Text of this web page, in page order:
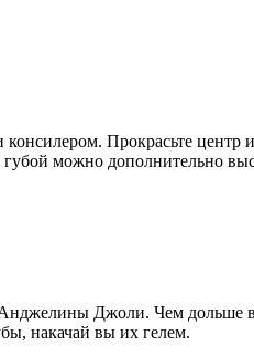
Прокрасьте центр
можно дополнительно
Джоли. Чем
накачай вы их гелем.